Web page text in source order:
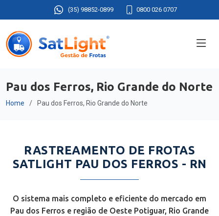
(35) 98852-0899 0800 026 0707
Pau dos Ferros, Rio Grande do Norte
Home Pau dos Ferros, Rio Grande do Norte
RASTREAMENTO DE FROTAS
SATLIGHT PAU DOS FERROS - RN
O sistema mais completo e eficiente do mercado em
Pau dos Ferros e região de Oeste Potiguar, Rio Grande